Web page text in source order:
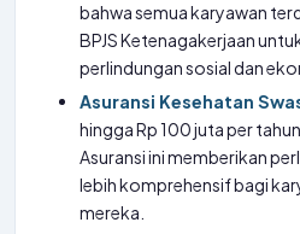
bahwa semua karyawan
BPJS Ketenagakerjaan
perlindungan sosial dan
Asuransi Kesehatan
hingga Rp 100 juta per
Asuransi ini memberikan
lebih komprehensif bagi
mereka.